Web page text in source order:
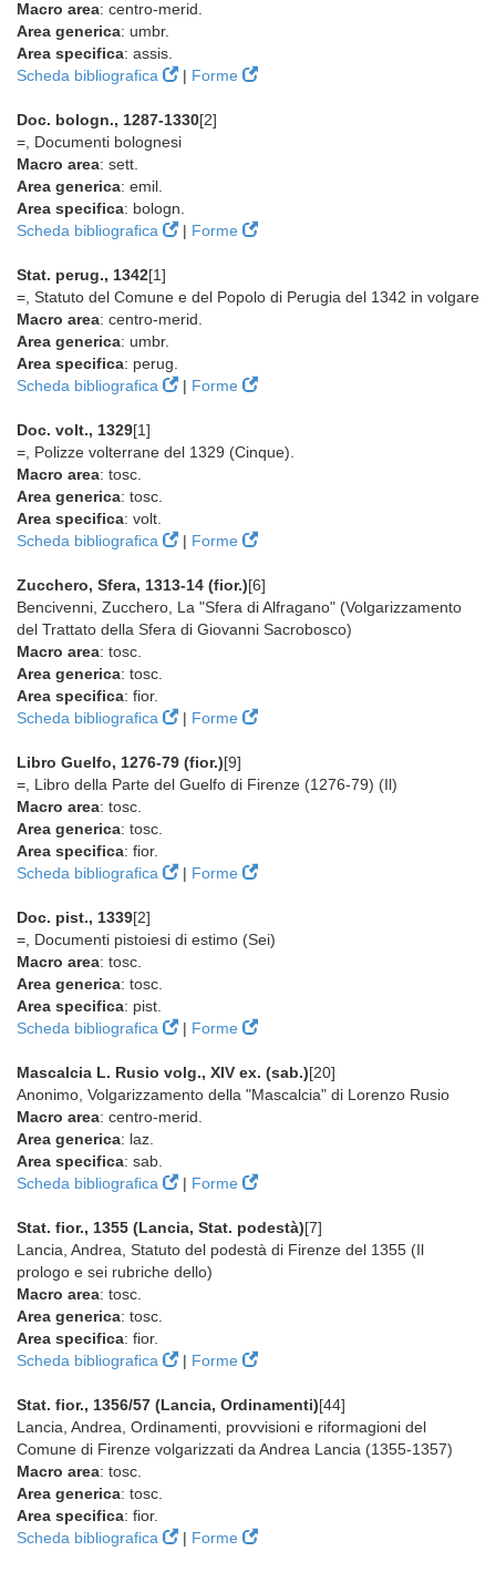
Macro area: centro-merid.
Area generica: umbr.
Area specifica: assis.
Scheda bibliografica
| Forme
Doc. bologn., 1287-1330[2]
=, Documenti bolognesi
Macro area: sett.
Area generica: emil.
Area specifica: bologn.
Scheda bibliografica
| Forme
Stat. perug., 1342[1]
=, Statuto del Comune e del Popolo di Perugia del 1342 in volgare
Macro area: centro-merid.
Area generica: umbr.
Area specifica: perug.
Scheda bibliografica
| Forme
Doc. volt., 1329[1]
=, Polizze volterrane del 1329 (Cinque).
Macro area: tosc.
Area generica: tosc.
Area specifica: volt.
Scheda bibliografica
| Forme
Zucchero, Sfera, 1313-14 (fior.)[6]
Bencivenni, Zucchero, La "Sfera di Alfragano" (Volgarizzamento
del Trattato della Sfera di Giovanni Sacrobosco)
Macro area: tosc.
Area generica: tosc.
Area specifica: fior.
Scheda bibliografica
| Forme
Libro Guelfo, 1276-79 (fior.)[9]
=, Libro della Parte del Guelfo di Firenze (1276-79) (Il)
Macro area: tosc.
Area generica: tosc.
Area specifica: fior.
Scheda bibliografica
| Forme
Doc. pist., 1339[2]
=, Documenti pistoiesi di estimo (Sei)
Macro area: tosc.
Area generica: tosc.
Area specifica: pist.
Scheda bibliografica
| Forme
Mascalcia L. Rusio volg., XIV ex. (sab.)[20]
Anonimo, Volgarizzamento della "Mascalcia" di Lorenzo Rusio
Macro area: centro-merid.
Area generica: laz.
Area specifica: sab.
Scheda bibliografica
| Forme
Stat. fior., 1355 (Lancia, Stat. podestà)[7]
Lancia, Andrea, Statuto del podestà di Firenze del 1355 (Il
prologo e sei rubriche dello)
Macro area: tosc.
Area generica: tosc.
Area specifica: fior.
Scheda bibliografica
| Forme
Stat. fior., 1356/57 (Lancia, Ordinamenti)[44]
Lancia, Andrea, Ordinamenti, provvisioni e riformagioni del
Comune di Firenze volgarizzati da Andrea Lancia (1355-1357)
Macro area: tosc.
Area generica: tosc.
Area specifica: fior.
Scheda bibliografica
| Forme